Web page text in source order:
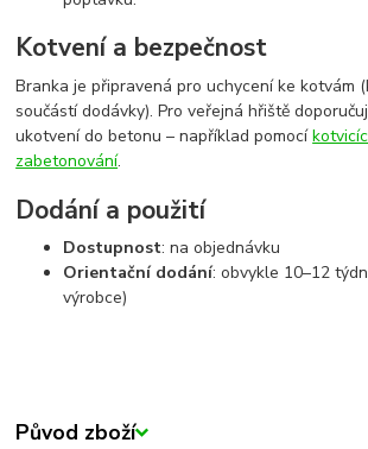
Kotvení a bezpečnost
Branka je připravená pro uchycení ke kotvám
součástí dodávky). Pro veřejná hřiště
ukotvení do betonu – například pomocí
zabetonování.
Dodání a použití
Dostupnost: na objednávku
Orientační dodání: obvykle 10–12
výrobce)
Původ zboží